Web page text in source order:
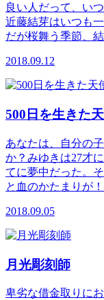
良い人だって、い
近藤結芽はいつも
だが桜舞う季節、
2018.09.12
500日を生きた
あなたは、自分の
か？みゆきは27才
てに夢中だった。
と血のかたまりが
2018.09.05
月光彫刻師
卑劣な借金取りに